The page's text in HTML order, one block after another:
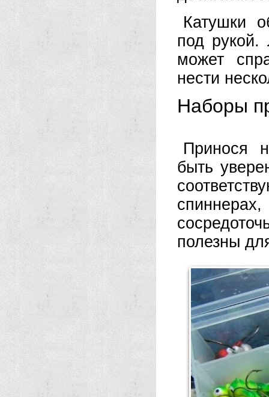
Катушки
под рукой.
может
нести
Наборы
Принося
быть
полезны